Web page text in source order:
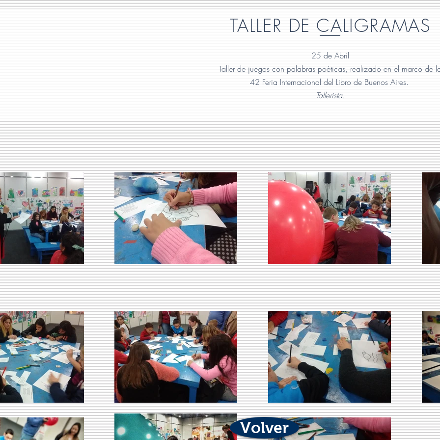
TALLER DE CALIGRAMAS
25 de Abril
Taller de juegos con palabras poéticas, realizado en el marco de
42 Feria Internacional del Libro de Buenos Aires.
Tallerista.
Volver